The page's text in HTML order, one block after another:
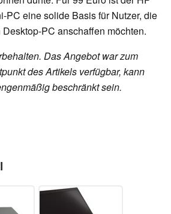
PC eine solide Basis für Nutzer, die
PC anschaffen möchten.
Das Angebot war zum
des Artikels verfügbar, kann
beschränkt sein.